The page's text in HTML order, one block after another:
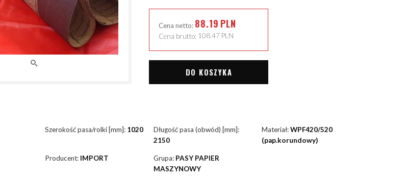
Cena netto: 88.19 PLN
Cena brutto: 108.47 PLN
DO KOSZYKA
Szerokość pasa/rolki [mm]: 1020
Długość pasa (obwód) [mm]:
2150
Materiał:WPF420/520
(pap.korundowy)
Producent: IMPORT Grupa: PASY PAPIER
MASZYNOWY